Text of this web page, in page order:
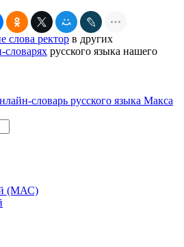
слова ректор в других
словарях русского языка нашего
словарь русского языка Макса
(МАС)